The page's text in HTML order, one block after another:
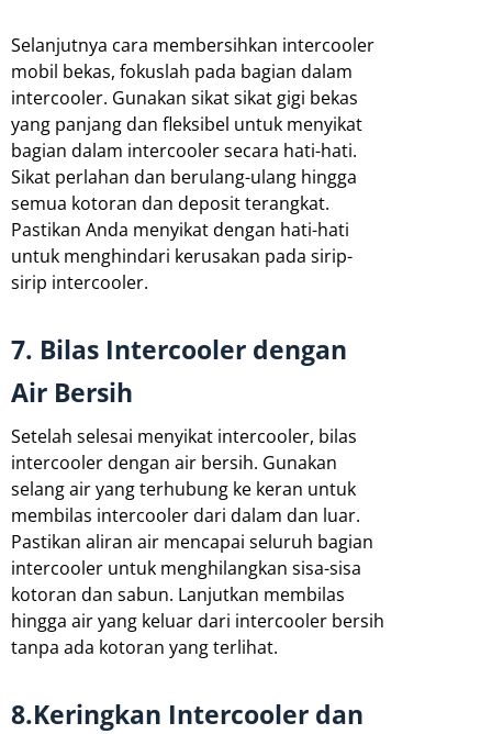
Selanjutnya cara membersihkan intercooler
mobil bekas, fokuslah pada bagian dalam
intercooler. Gunakan sikat sikat gigi bekas
yang panjang dan fleksibel untuk menyikat
bagian dalam intercooler secara hati-hati.
Sikat perlahan dan berulang-ulang hingga
semua kotoran dan deposit terangkat.
Pastikan Anda menyikat dengan hati-hati
untuk menghindari kerusakan pada sirip-
sirip intercooler.
7. Bilas Intercooler dengan
Air Bersih
Setelah selesai menyikat intercooler, bilas
intercooler dengan air bersih. Gunakan
selang air yang terhubung ke keran untuk
membilas intercooler dari dalam dan luar.
Pastikan aliran air mencapai seluruh bagian
intercooler untuk menghilangkan sisa-sisa
kotoran dan sabun. Lanjutkan membilas
hingga air yang keluar dari intercooler bersih
tanpa ada kotoran yang terlihat.
8.Keringkan Intercooler dan